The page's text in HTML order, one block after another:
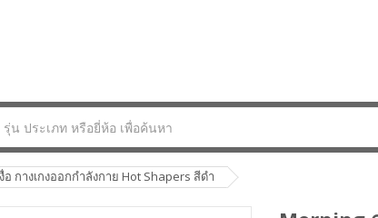
อ กางเกงออกกำลังกาย Hot Shapers สีดำ